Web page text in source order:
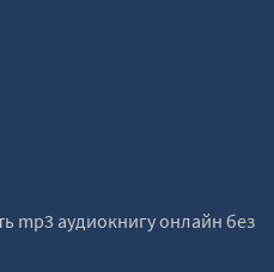
mp3 аудиокнигу онлайн без